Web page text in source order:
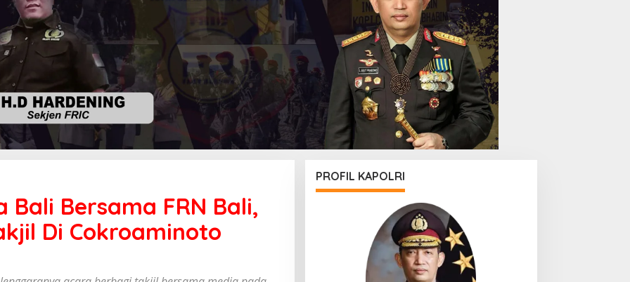
Bali Bersama FRN Bali,
Di Cokroaminoto
PROFIL KAPOLRI